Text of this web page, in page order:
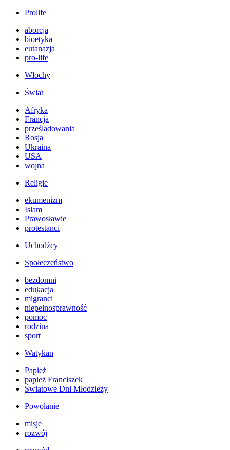
Prolife
aborcja
bioetyka
eutanazja
pro-life
Włochy
Świat
Afryka
Francja
prześladowania
Rosja
Ukraina
USA
wojna
Religie
ekumenizm
Islam
Prawosławie
protestanci
Uchodźcy
Społeczeństwo
bezdomni
edukacja
migranci
niepełnosprawność
pomoc
rodzina
sport
Watykan
Papież
papież Franciszek
Światowe Dni Młodzieży
Powołanie
misje
rozwój